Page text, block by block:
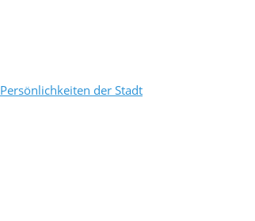
Persönlichkeiten der Stadt